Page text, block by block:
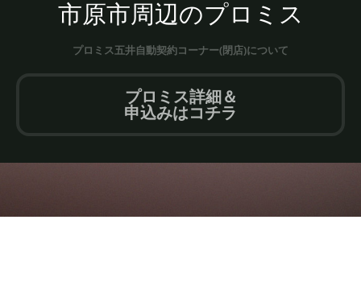
市原市周辺のプロミス
プロミス五井自動契約コーナー(閉店)について
プロミス詳細＆
申込みはコチラ